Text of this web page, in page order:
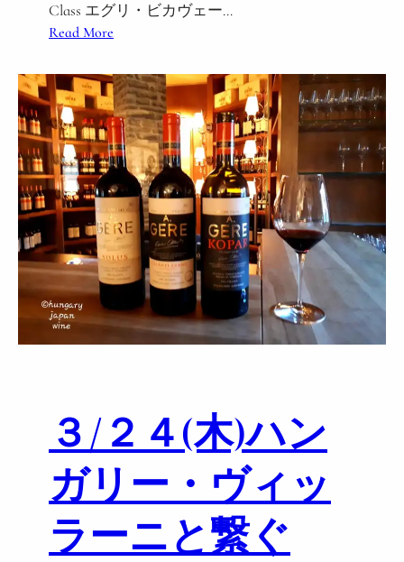
Class エグリ・ビカヴェー…
Read More
/
１
７
(
木
)
E
g
r
i
i
r
E
g
e
r
O
n
３/２４(木)ハン
ガリー・ヴィッ
ラーニと繋ぐ